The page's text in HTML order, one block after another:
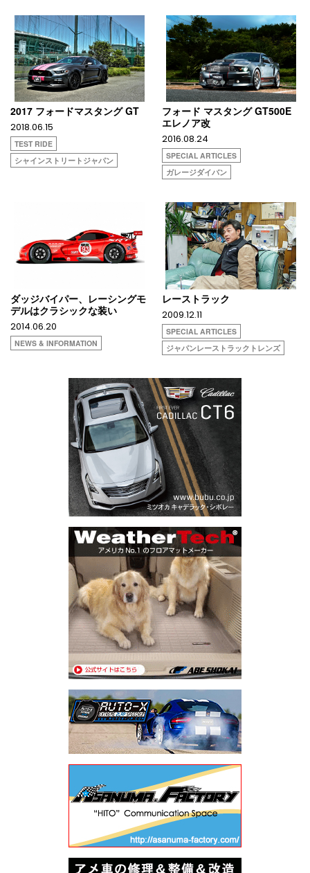
2017 フォードマスタング GT
2018.06.15
TEST RIDE
シャインストリートジャパン
フォード マスタング GT500E
エレノア改
2016.08.24
SPECIAL ARTICLES
ガレージダイバン
ダッジバイパー、レーシングモ
デルはクラシックな装い
2014.06.20
NEWS & INFORMATION
レーストラック
2009.12.11
SPECIAL ARTICLES
ジャパンレーストラックトレンズ